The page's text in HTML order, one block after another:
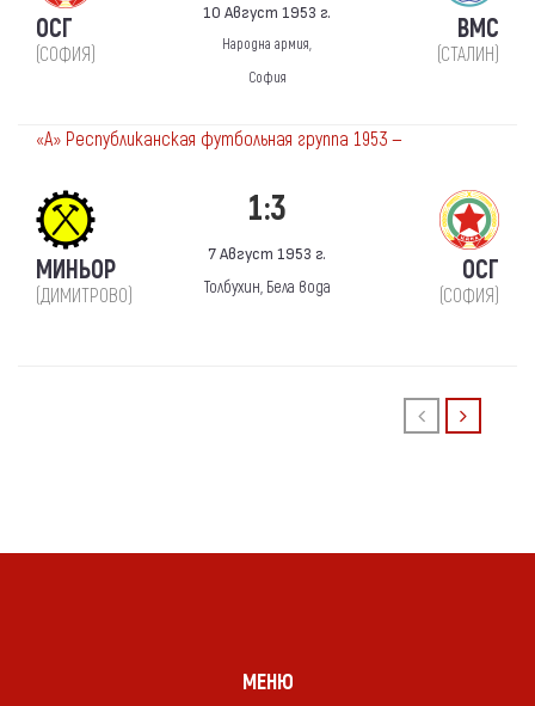
ОСГ
(СОФИЯ)
10 Август 1953 г.
Народна армия,
София
ВМС
(СТАЛИН)
«А» Республиканская футбольная группа 1953 —
МИНЬОР
(ДИМИТРОВО)
1:3
7 Август 1953 г.
Толбухин, Бела вода
ОСГ
(СОФИЯ)
МЕНЮ